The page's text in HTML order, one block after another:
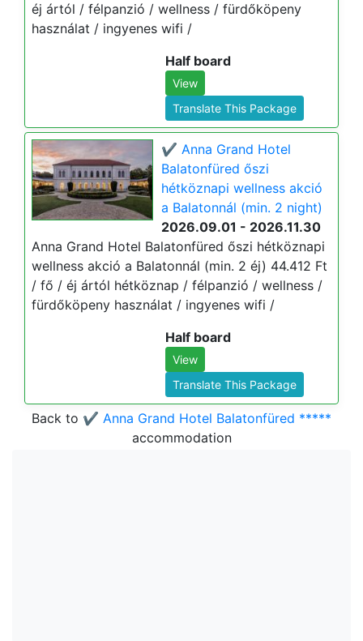
éj ártól / félpanzió / wellness / fürdőköpeny
használat / ingyenes wifi /
Half board
View
Translate This Package
✔️ Anna Grand Hotel
Balatonfüred őszi
hétköznapi wellness akció
a Balatonnál (min. 2 night)
2026.09.01 - 2026.11.30
Anna Grand Hotel Balatonfüred őszi hétköznapi
wellness akció a Balatonnál (min. 2 éj) 44.412 Ft
/ fő / éj ártól hétköznap / félpanzió / wellness /
fürdőköpeny használat / ingyenes wifi /
Half board
View
Translate This Package
Back to ✔️ Anna Grand Hotel Balatonfüred *****
accommodation